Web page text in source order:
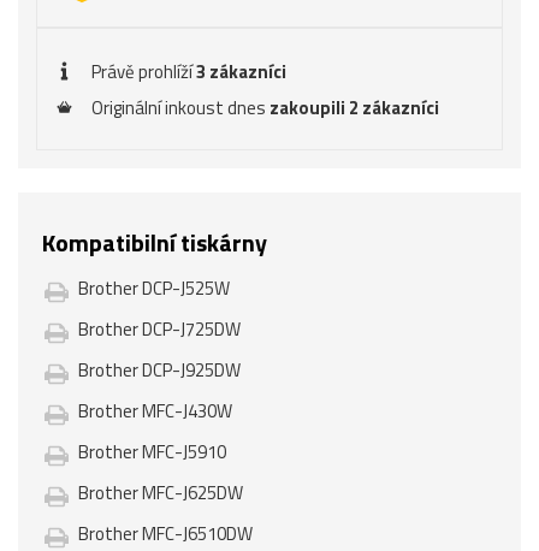
Právě prohlíží3 zákazníci
Originální inkoust dnes zakoupili 2 zákazníci
Kompatibilní tiskárny
Brother DCP-J525W
Brother DCP-J725DW
Brother DCP-J925DW
Brother MFC-J430W
Brother MFC-J5910
Brother MFC-J625DW
Brother MFC-J6510DW